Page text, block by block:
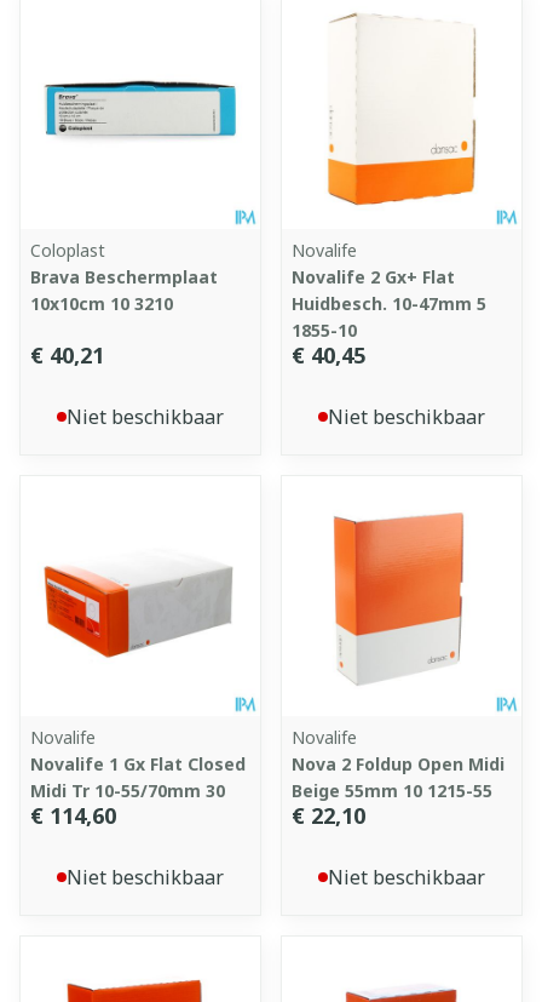
Coloplast
Brava Beschermplaat
10x10cm 10 3210
€ 40,21
Niet beschikbaar
Novalife
Novalife 2 Gx+ Flat
Huidbesch. 10-47mm 5
1855-10
€ 40,45
Niet beschikbaar
Novalife
Novalife 1 Gx Flat Closed
Midi Tr 10-55/70mm 30
€ 114,60
Niet beschikbaar
Novalife
Nova 2 Foldup Open Midi
Beige 55mm 10 1215-55
€ 22,10
Niet beschikbaar